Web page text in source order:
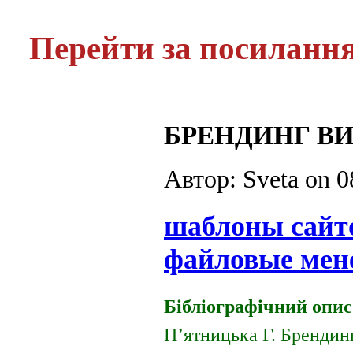
Перейти за
БРЕНДИНГ
Автор: Sveta on
шаблоны
файловые
Бібліографічний
П’ятницька Г.